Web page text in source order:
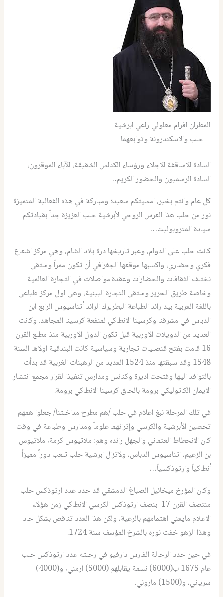
المطران افرام معلولي راعي ابرشية
حلب والاسكندرونة وتوابعهما
السادة الاساقفة الاجلاء ورؤساء الكنائس الشقيقة، الآباء الموقرون،
السادة الرسميون والحضور الكريم…
كل عام وانتم بخير، امسيتكم سعيدة ومباركة في هذه الفعالية المتميزة
نور من حلب هذا العرس الروحي لأبرشية حلب العزيزة جداً بقيادتكم
سيادة المتروبوليت…
كانت حلب على الدوام، وعبر تاريخها درة بلاد الشام، وهي مركز اشعاع
فكري وحضاري، واكسبها موقعها الجغرافي أن تكون ممراً وملتقى
نختلف الثقافات والحضارات وعقدة مواصلات في التجارة العالمية
وخاصة طريق الحرير وملتقى التجارة البينية، وهي اول مركز طباعي
باللغة العربية بيد رائد الطباعة البطريرك الرائد أثناسيوس الرابع ابن
الدباس في مشرقنا وكرسينا الانطاكي لمنفعة كرسينا المجاهد. وكانت
العديد من الدويلات الاوربية قبل تكون الدول الاوربية منذ مطلع القرن
16 قامت بفتح قنصليات تجارية وسياسية كانت البندقية اولاها السنة
1548 وقد سبقتها منذ 1524 العديد من الرهبنات الغربية قد بدأت
بالتوافد اليها وفتحت اديرة وكنائس ومدارس تنفيذا لقرار مجمع انتشار
الايمان الكاثوليكي برومة بالحاق كرسينا الانطاكي برومة.
في تلك المرحلة نبغ اعلام في حلب /هم مطرح مداخلتنا/ جعلوا همهم
تحصين الأبرشية والكرسي وإثرائهما علوماً ومدارس وطباعة في وقت
كان الانحطاط العثماني والجهل رائده وهم: ملاتيوس كرمة، ملاتيوس
بن الزعيم، اثناسيوس الدباس، ولاتزال ابرشية حلب تلعب دوراً مميزاً
أنطاكياً وارثوذكسياً…
وكان المؤرخ ميخائيل الصباغ الدمشقي قد حدد عدد ارثوذكس حلب
منتصف القرن 17 بنصف ارثوذكس الكرسي الانطاكي زمن هؤلاء
الاعلام مايعني اهتمامهم بالرعية، ولكن هذا العدد تناقص بشكل حاد
وهذا الزهو خفت نوره بالشرخ المؤسف سنة 1724.
في حين حدد الرحالة الفارس دارفيو في رحلته عدد ارثوذكس حلب
عام 1675 ب(6000) نسمة يقابلهم (5000) ارمني، و(4000)
سرياني، و(1500) ماروني.